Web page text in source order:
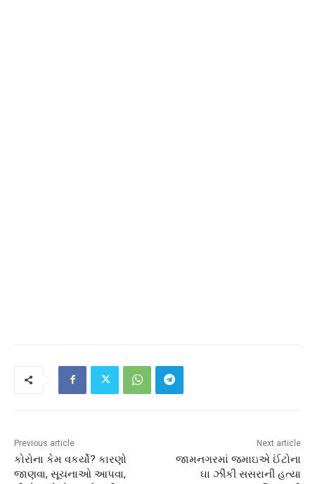
Previous article
કોરોના કેમ વકર્યો? કારણો
જાણવા, સૂચનાઓ આપવા,
Next article
જામનગરમાં જમાઇએ ઈંટોના
ઘા ઝીંકી સસરાની હત્યા